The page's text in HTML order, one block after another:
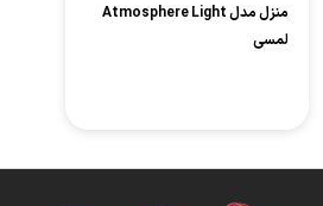
منزل مدل Atmosphere Light
لمسی